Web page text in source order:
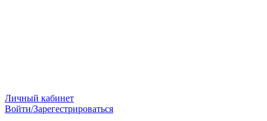
Личный кабинет
Войти/Зарегестрироваться